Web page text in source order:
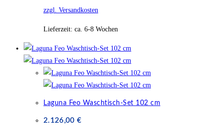
zzgl. Versandkosten
Lieferzeit: ca. 6-8 Wochen
Laguna Feo Waschtisch-Set 102 cm
2.126,00 €